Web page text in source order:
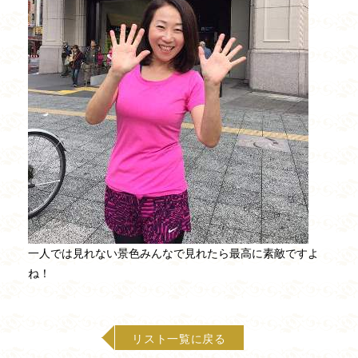
一人では見れない景色みんなで見れたら最高に素敵ですよ
ね！
リスト一覧に戻る